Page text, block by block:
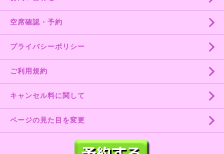
空席確認・予約
プライバシーポリシー
ご利用規約
キャンセル料に関して
ページの見た目を変更